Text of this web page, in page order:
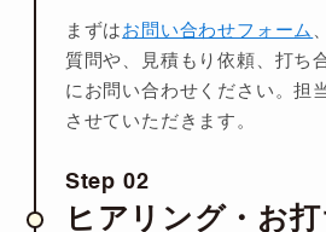
まずはお問い合わせフォーム
質問や、見積もり依頼、打ち
にお問い合わせください。担
させていただきます。
Step 02
ヒアリング・お